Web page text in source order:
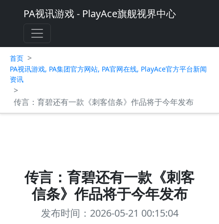
PA视讯游戏 - PlayAce旗舰视界中心
首页 >
PA视讯游戏, PA集团官方网站, PA官网在线, PlayAce官方平台新闻
资讯
>
传言：育碧还有一款《刺客信条》作品将于今年发布
传言：育碧还有一款《刺客
信条》作品将于今年发布
发布时间：2026-05-21 00:15:04